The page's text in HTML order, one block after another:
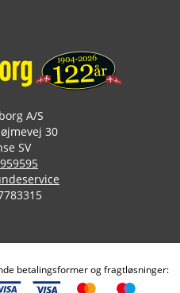
A/S
30
SV
betalingsformer og fragtløsninger: